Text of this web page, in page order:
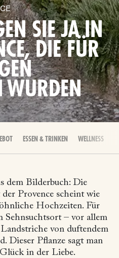
SIE JA IN
DIE FÜR
WURDEN
ESSEN & TRINKEN WELLNESS
dem Bilderbuch: Die
Provence scheint wie
Hochzeiten. Für
Sehnsuchtsort – vor allem
von duftendem
Dieser Pflanze sagt man
in der Liebe.